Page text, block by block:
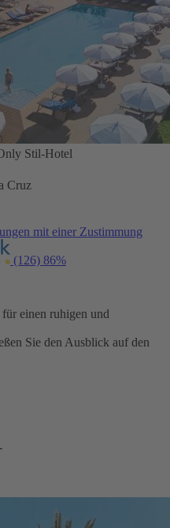
Stil-Hotel
Cruz
mit einer Zustimmung
(126) 86%
einen ruhigen und
Sie den Ausblick auf den